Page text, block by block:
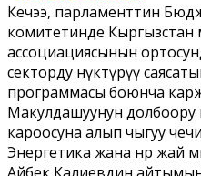
Кечээ, парламенттин
комитетинде Кыргызстан
ассоциациясынын
секторду өнүктүрүү
программасы боюнча
Макулдашуунун
кароосуна алып чыгуу
Энергетика жана өнөр жай